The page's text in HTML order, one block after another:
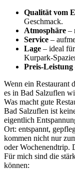
Qualität vom
Geschmack.
Atmosphäre –
Service –
Lage – ideal
Kurpark-
Preis-Leistung
Wenn ein Restaurant
es in Bad Salzuflen
Was macht gute
Bad Salzuflen ist
eigentlich
Ort: entspannt,
kommen nicht nur
oder Wochenendtrip.
Für mich sind die
können: